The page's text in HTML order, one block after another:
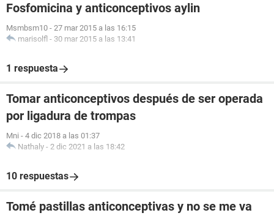
Fosfomicina y anticonceptivos aylin
Msmbsm10 - 27 mar 2015 a las 16:15
marisolfl - 30 mar 2015 a las 13:41
1 respuesta
Tomar anticonceptivos después de ser operada
por ligadura de trompas
Mni - 4 dic 2018 a las 01:37
Nathaly - 2 dic 2021 a las 18:42
10 respuestas
Tomé pastillas anticonceptivas y no se me va